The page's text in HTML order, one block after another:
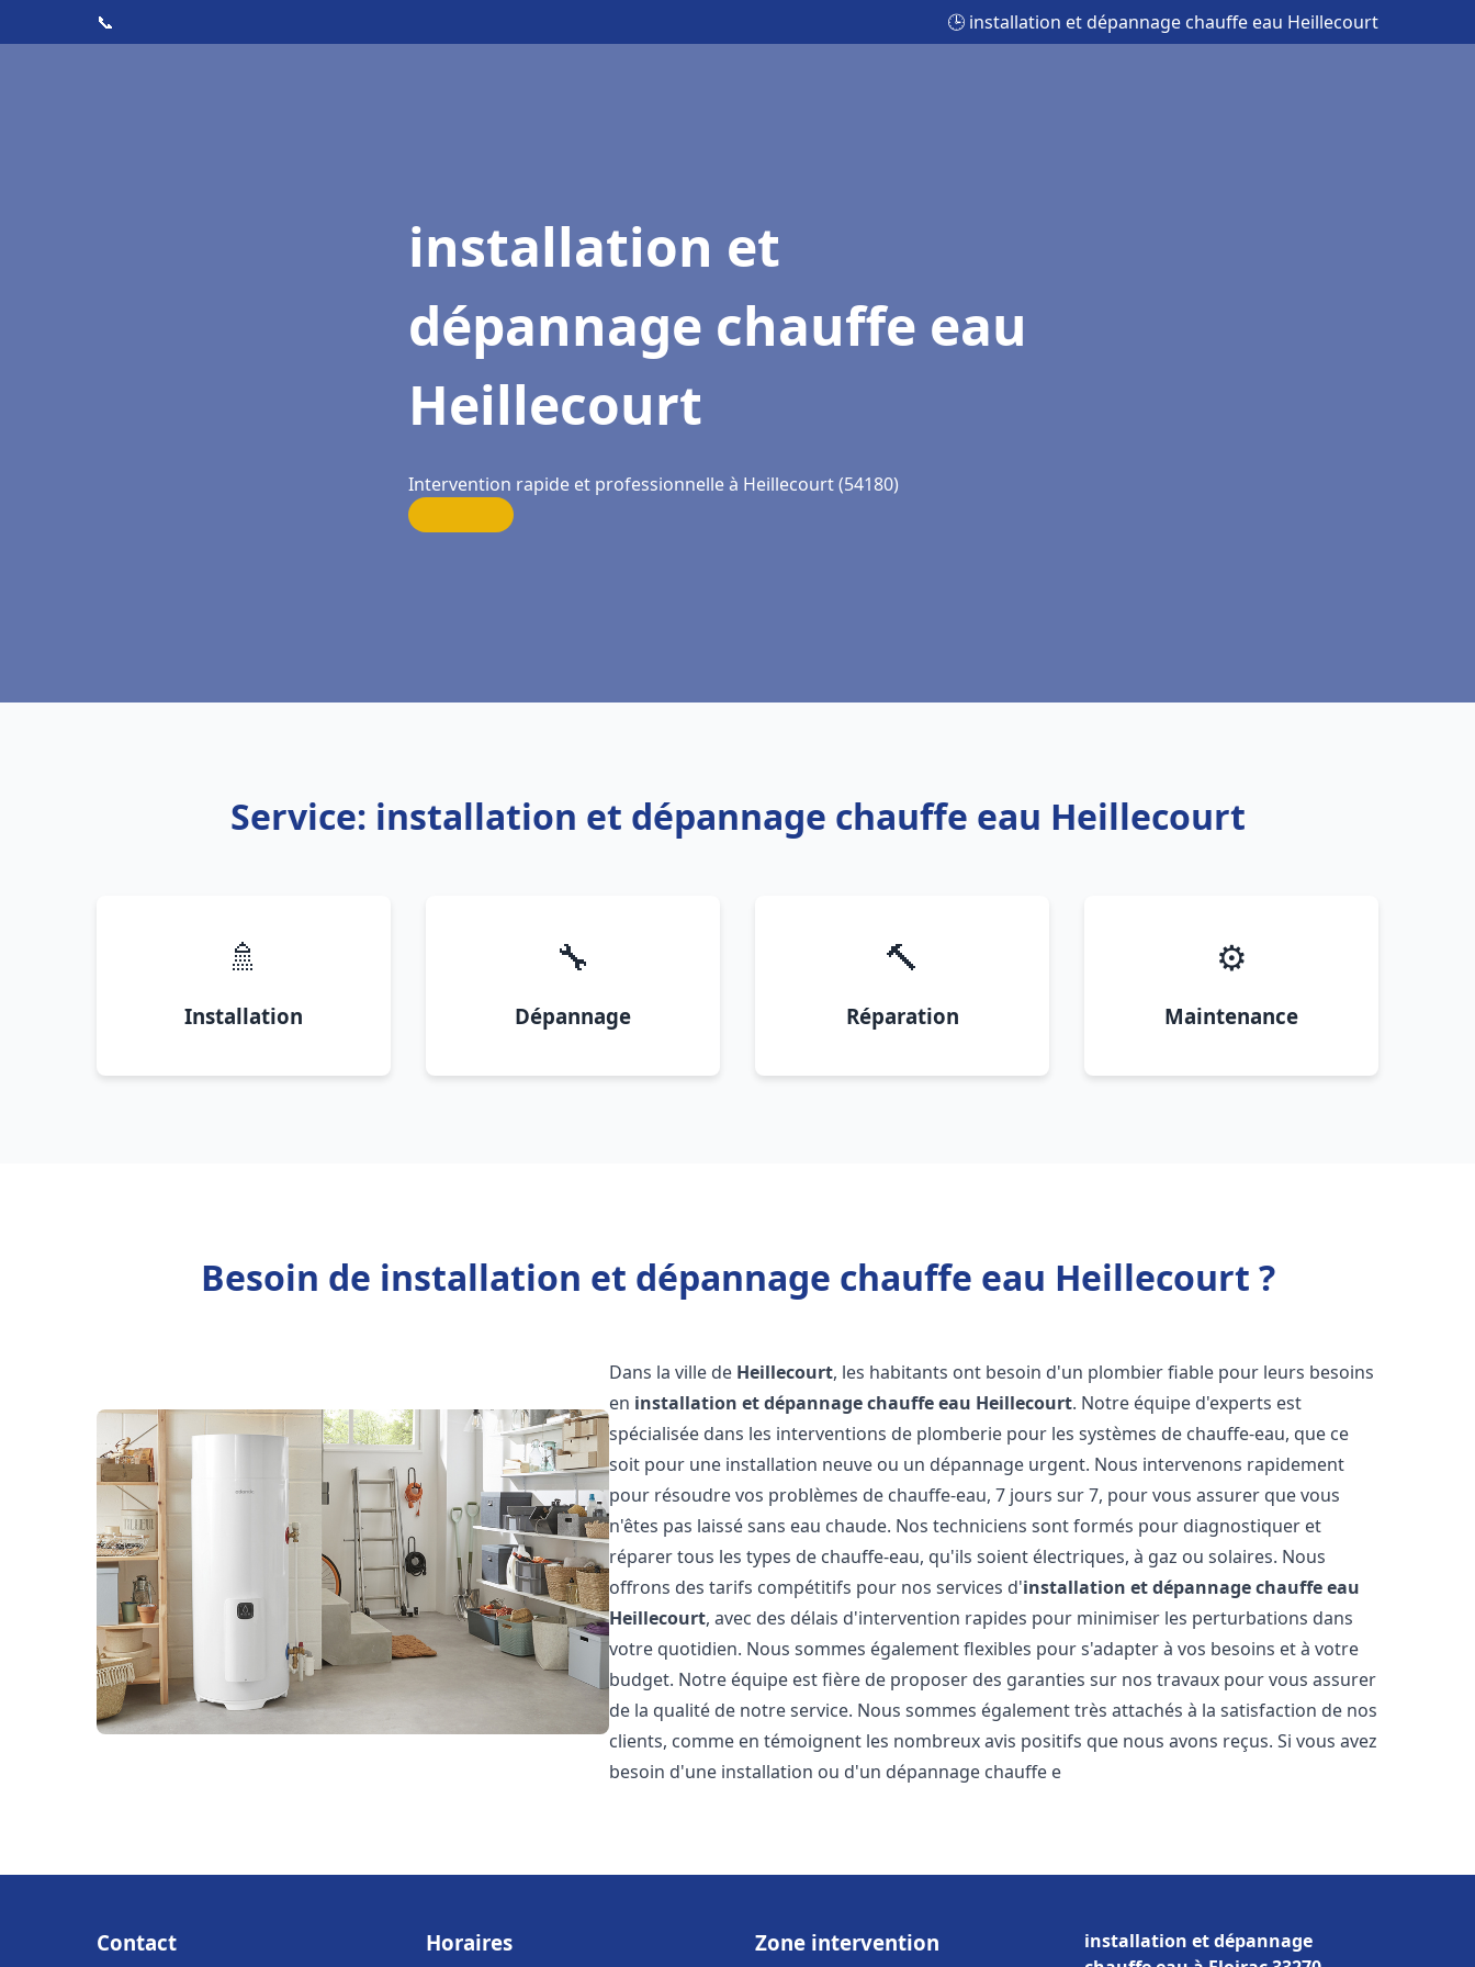
📞 🕒 installation et dépannage chauffe eau Heillecourt
installation et
dépannage chauffe eau
Heillecourt
Intervention rapide et professionnelle à Heillecourt (54180)
Service: installation et dépannage chauffe eau Heillecourt
🚿
Installation
🔧
Dépannage
🔨
Réparation
⚙️
Maintenance
Besoin de installation et dépannage chauffe eau Heillecourt ?
Dans la ville de Heillecourt, les habitants ont besoin d'un plombier fiable pour leurs besoins
en installation et dépannage chauffe eau Heillecourt. Notre équipe d'experts est
spécialisée dans les interventions de plomberie pour les systèmes de chauffe-eau, que ce
soit pour une installation neuve ou un dépannage urgent. Nous intervenons rapidement
pour résoudre vos problèmes de chauffe-eau, 7 jours sur 7, pour vous assurer que vous
n'êtes pas laissé sans eau chaude. Nos techniciens sont formés pour diagnostiquer et
réparer tous les types de chauffe-eau, qu'ils soient électriques, à gaz ou solaires. Nous
offrons des tarifs compétitifs pour nos services d'installation et dépannage chauffe eau
Heillecourt, avec des délais d'intervention rapides pour minimiser les perturbations dans
votre quotidien. Nous sommes également flexibles pour s'adapter à vos besoins et à votre
budget. Notre équipe est fière de proposer des garanties sur nos travaux pour vous assurer
de la qualité de notre service. Nous sommes également très attachés à la satisfaction de nos
clients, comme en témoignent les nombreux avis positifs que nous avons reçus. Si vous avez
besoin d'une installation ou d'un dépannage chauffe e
Contact Horaires Zone intervention
installation et dépannage